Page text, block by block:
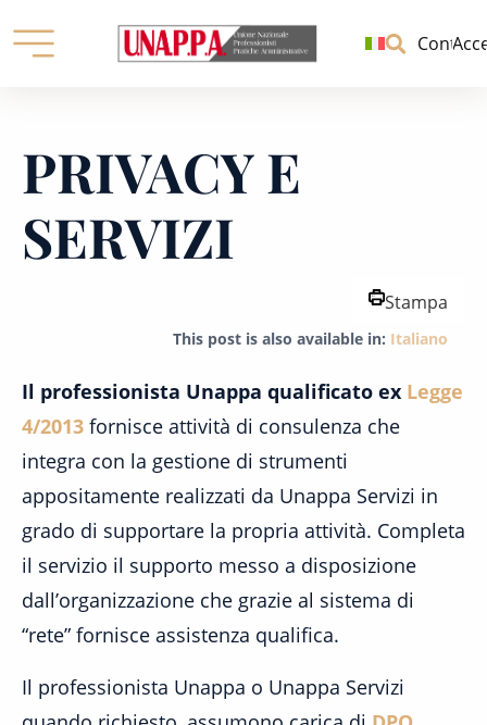
nazionale
professionisti
Contatti
content
PRIVACY E
SERVIZI
Stampa
This post is also available in: Italiano
Il professionista Unappa qualificato ex Legge
4/2013 fornisce attività di consulenza che
integra con la gestione di strumenti
appositamente realizzati da Unappa Servizi in
grado di supportare la propria attività. Completa
il servizio il supporto messo a disposizione
dall’organizzazione che grazie al sistema di
“rete” fornisce assistenza qualifica.
Il professionista Unappa o Unappa Servizi